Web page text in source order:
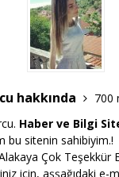
hakkında
700
Haber ve Bilgi
bu sitenin
Çok Teşekkür
için, aşşağıdaki e-